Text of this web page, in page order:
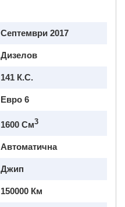
Септември 2017
Дизелов
141 К.с.
Евро 6
1600 См3
Автоматична
Джип
150000 Км